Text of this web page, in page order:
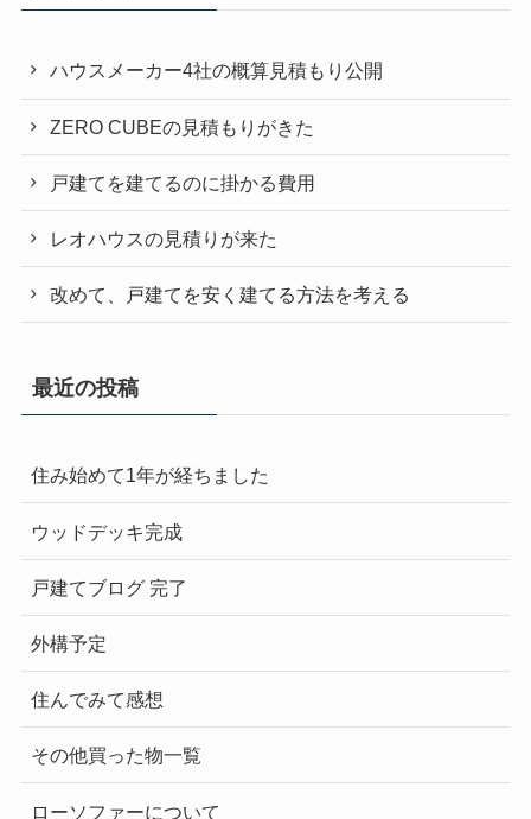
ハウスメーカー4社の概算見積もり公開
ZERO CUBEの見積もりがきた
戸建てを建てるのに掛かる費用
レオハウスの見積りが来た
改めて、戸建てを安く建てる方法を考える
最近の投稿
住み始めて1年が経ちました
ウッドデッキ完成
戸建てブログ 完了
外構予定
住んでみて感想
その他買った物一覧
ローソファーについて